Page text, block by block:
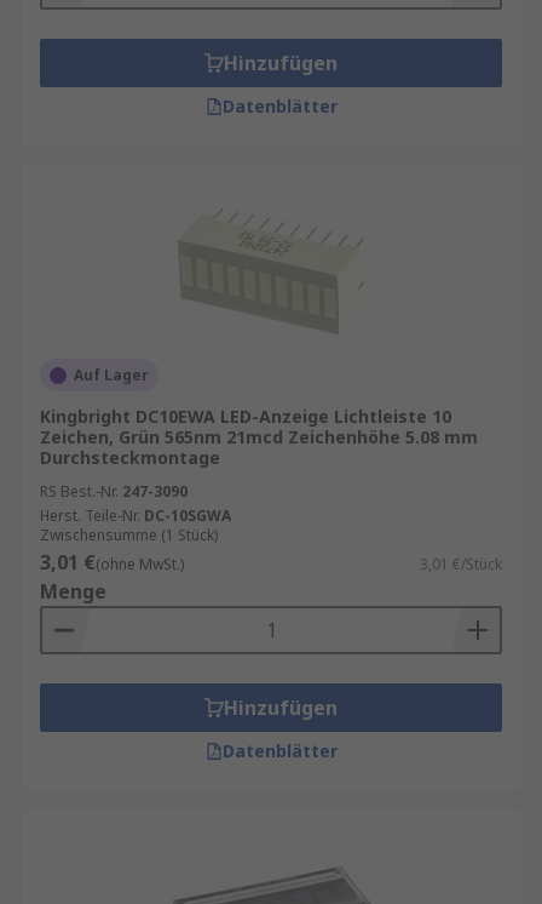
Hinzufügen
Datenblätter
Auf Lager
Kingbright DC10EWA LED-Anzeige Lichtleiste 10
Zeichen, Grün 565nm 21mcd Zeichenhöhe 5.08 mm
Durchsteckmontage
RS Best.-Nr. 247-3090
Herst. Teile-Nr. DC-10SGWA
Zwischensumme (1 Stück)
3,01 €(ohne MwSt.) 3,01 €/Stück
Menge
Hinzufügen
Datenblätter